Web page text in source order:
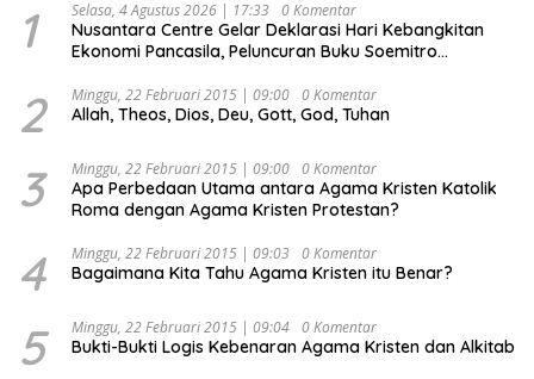
1 Selasa, 4 Agustus 2026 | 17:33 0 Komentar
Nusantara Centre Gelar Deklarasi Hari Kebangkitan
Ekonomi Pancasila, Peluncuran Buku Soemitro
Ekonomi Politik Indonesia) & Simposium Nasional
“Urgensi Undang-Undang Perekonomian Nasional dan
Indonesia Emas 2045”,
2 Minggu, 22 Februari 2015 | 09:00 0 Komentar
Allah, Theos, Dios, Deu, Gott, God, Tuhan
3 Minggu, 22 Februari 2015 | 09:00 0 Komentar
Apa Perbedaan Utama antara Agama Kristen Katolik
Roma dengan Agama Kristen Protestan?
4 Minggu, 22 Februari 2015 | 09:03 0 Komentar
Bagaimana Kita Tahu Agama Kristen itu Benar?
5 Minggu, 22 Februari 2015 | 09:04 0 Komentar
Bukti-Bukti Logis Kebenaran Agama Kristen dan Alkitab